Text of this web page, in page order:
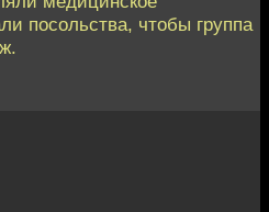
посольства, чтобы группа